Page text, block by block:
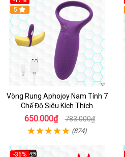
Hot
5
Vòng Rung Aphojoy Nam Tính 7
Chế Độ Siêu Kích Thích
650.000₫ 783.000₫
(874)
-36%